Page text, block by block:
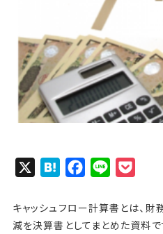
H
t
e
c
e
n
e
c
k
キャッシュフロー計算書とは、財
減を決算書としてまとめた資料で